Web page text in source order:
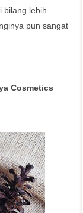
bilang lebih
pun sangat
Cosmetics